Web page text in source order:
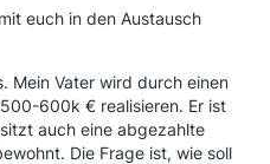
euch in den Austausch
Mein Vater wird durch einen
600k € realisieren. Er ist
auch eine abgezahlte
Die Frage ist, wie soll